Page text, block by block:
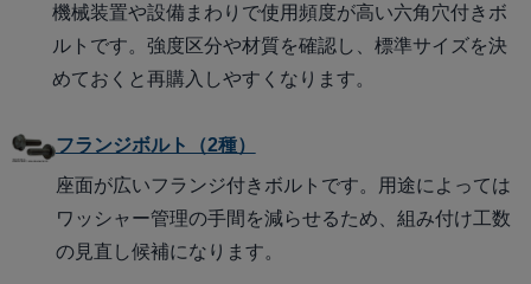
機械装置や設備まわりで使用頻度が高い六角穴付きボ
ルトです。強度区分や材質を確認し、標準サイズを決
めておくと再購入しやすくなります。
フランジボルト（2種）
座面が広いフランジ付きボルトです。用途によっては
ワッシャー管理の手間を減らせるため、組み付け工数
の見直し候補になります。